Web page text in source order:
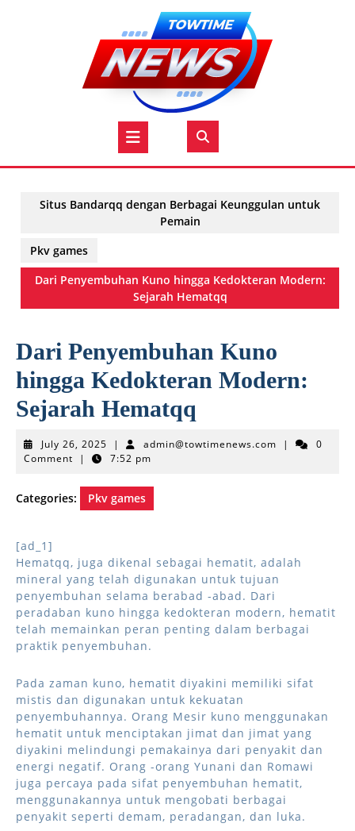
Open
Button
Situs Bandarqq dengan Berbagai Keunggulan untuk
Pemain
Pkv games
Dari Penyembuhan Kuno hingga Kedokteran Modern:
Sejarah Hematqq
Dari Penyembuhan Kuno
hingga Kedokteran Modern:
Sejarah Hematqq
July 26, 2025 July
26,
| admin@towtimenews.com |
0
Comment
| 7:52 pm
Categories: Pkv games
[ad_1]
Hematqq, juga dikenal sebagai hematit, adalah
mineral yang telah digunakan untuk tujuan
penyembuhan selama berabad -abad. Dari
peradaban kuno hingga kedokteran modern, hematit
telah memainkan peran penting dalam berbagai
praktik penyembuhan.
Pada zaman kuno, hematit diyakini memiliki sifat
mistis dan digunakan untuk kekuatan
penyembuhannya. Orang Mesir kuno menggunakan
hematit untuk menciptakan jimat dan jimat yang
diyakini melindungi pemakainya dari penyakit dan
energi negatif. Orang -orang Yunani dan Romawi
juga percaya pada sifat penyembuhan hematit,
menggunakannya untuk mengobati berbagai
penyakit seperti demam, peradangan, dan luka.